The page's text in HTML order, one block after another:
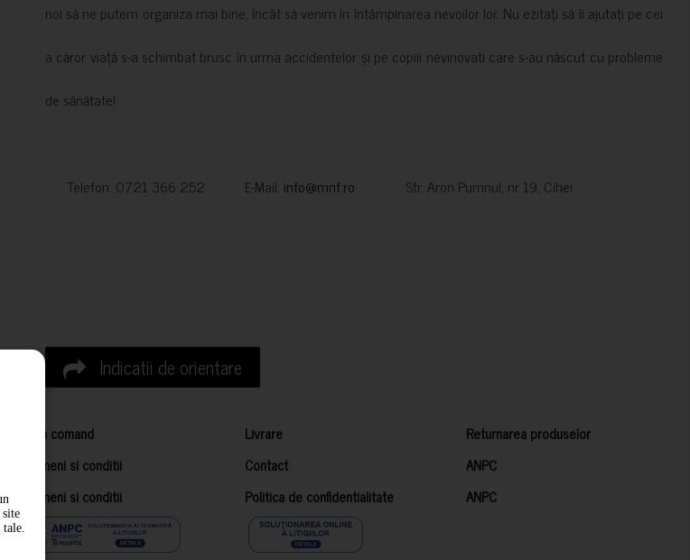
noi să ne putem organiza mai bine, încât să venim în întâmpinarea nevoilor lor. Nu ezitați să îi ajutați pe cei
a căror viață s-a schimbat brusc în urma accidentelor și pe copiii nevinovati care s-au născut cu probleme
de sănătate!
Telefon: 0721 366 252 E-Mail: info@mnf.ro Str. Aron Pumnul, nr 19, Cihei
Indicatii de orientare
Cum comand Livrare
Returnarea produselor
Termeni si conditii
Contact
ANPC
Termeni si conditii
Politica de confidentialitate ANPC